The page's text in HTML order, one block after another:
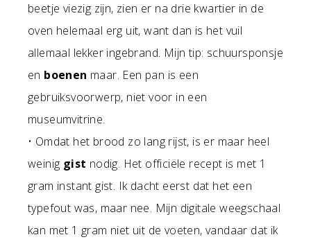
beetje viezig zijn, zien er na drie kwartier in de
oven helemaal erg uit, want dan is het vuil
allemaal lekker ingebrand. Mijn tip: schuursponsje
en boenen maar. Een pan is een
gebruiksvoorwerp, niet voor in een
museumvitrine.
• Omdat het brood zo lang rijst, is er maar heel
weinig gist nodig. Het officiële recept is met 1
gram instant gist. Ik dacht eerst dat het een
typefout was, maar nee. Mijn digitale weegschaal
kan met 1 gram niet uit de voeten, vandaar dat ik